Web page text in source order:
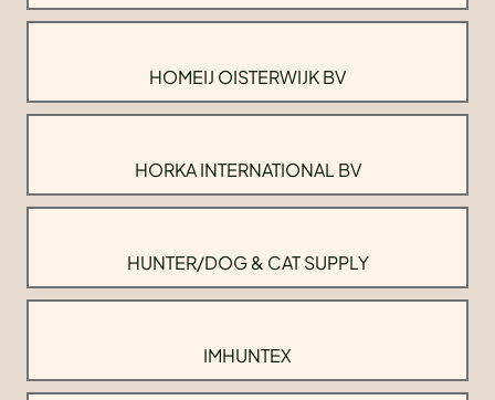
HOMEIJ OISTERWIJK BV
HORKA INTERNATIONAL BV
HUNTER/DOG & CAT SUPPLY
IMHUNTEX